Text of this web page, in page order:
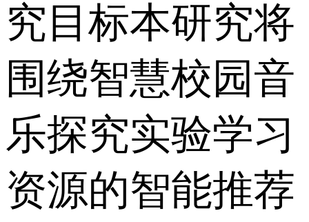
究目标 本研究将
围绕智慧校园音
乐探究实验学习
资源的智能推荐